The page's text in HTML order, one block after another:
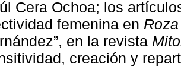
Cera Ochoa; los
femenina en
en la revista
creación y